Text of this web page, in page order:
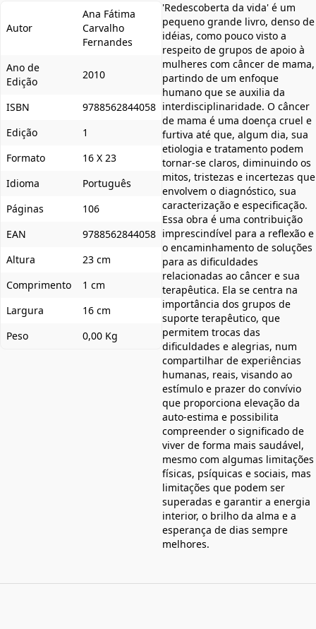
Autor
Ana Fátima
Carvalho
Fernandes
Ano de
Edição
2010
ISBN
9788562844058
Edição
1
Formato
16 X 23
Idioma
Português
Páginas
106
EAN
9788562844058
Altura
23 cm
Comprimento
1 cm
Largura
16 cm
Peso
0,00 Kg
'Redescoberta da vida' é um
pequeno grande livro, denso de
idéias, como pouco visto a
respeito de grupos de apoio à
mulheres com câncer de mama,
partindo de um enfoque
humano que se auxilia da
interdisciplinaridade. O câncer
de mama é uma doença cruel e
furtiva até que, algum dia, sua
etiologia e tratamento podem
tornar-se claros, diminuindo os
mitos, tristezas e incertezas que
envolvem o diagnóstico, sua
caracterização e especificação.
Essa obra é uma contribuição
imprescindível para a reflexão e
o encaminhamento de soluções
para as dificuldades
relacionadas ao câncer e sua
terapêutica. Ela se centra na
importância dos grupos de
suporte terapêutico, que
permitem trocas das
dificuldades e alegrias, num
compartilhar de experiências
humanas, reais, visando ao
estímulo e prazer do convívio
que proporciona elevação da
auto-estima e possibilita
compreender o significado de
viver de forma mais saudável,
mesmo com algumas limitações
físicas, psíquicas e sociais, mas
limitações que podem ser
superadas e garantir a energia
interior, o brilho da alma e a
esperança de dias sempre
melhores.